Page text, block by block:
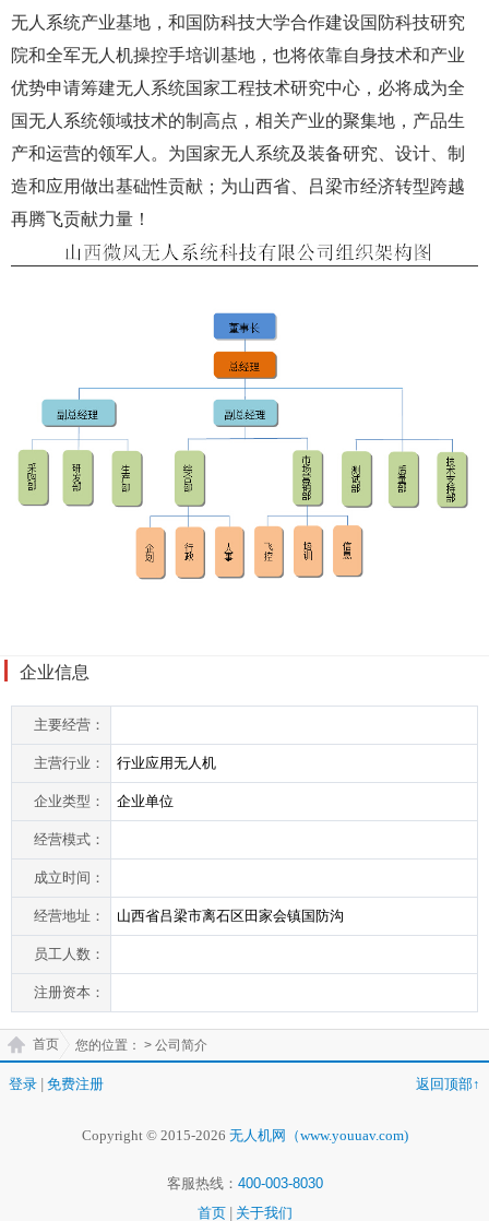
无人系统产业基地，和国防科技大学合作建设国防科技研究
院和全军无人机操控手培训基地，也将依靠自身技术和产业
优势申请筹建无人系统国家工程技术研究中心，必将成为全
国无人系统领域技术的制高点，相关产业的聚集地，产品生
产和运营的领军人。为国家无人系统及装备研究、设计、制
造和应用做出基础性贡献；为山西省、吕梁市经济转型跨越
再腾飞贡献力量！
企业信息
主要经营：
主营行业： 行业应用无人机
企业类型： 企业单位
经营模式：
成立时间：
经营地址： 山西省吕梁市离石区田家会镇国防沟
员工人数：
注册资本：
您的位置：
首页 > 公司简介
登录 | 免费注册 返回顶部↑
Copyright © 2015-2026 无人机网（www.youuav.com)
客服热线： 400-003-8030
首页 | 关于我们